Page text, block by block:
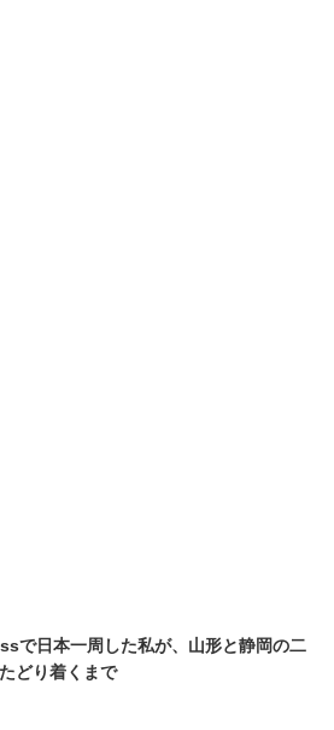
で日本一周した私が、山形と静岡の二
どり着くまで